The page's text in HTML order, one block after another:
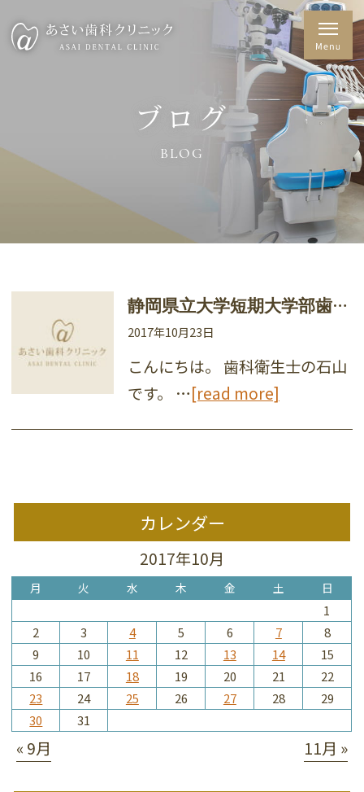
ブログ
BLOG
静
岡県立大学短期大学部歯科衛生士学科 合同就職相談会
2017年10月23日
こんにちは。 歯科衛生士の石山
です。 …[read more]
カレンダー
2017年10月
月 火 水 木 金 土 日
1
2
3 4 5 6 7
8
9
10 11 12 13 14
15
16
17 18 19 20 21
22
23
24 25 26 27 28
29
30
31
« 9月 11月 »